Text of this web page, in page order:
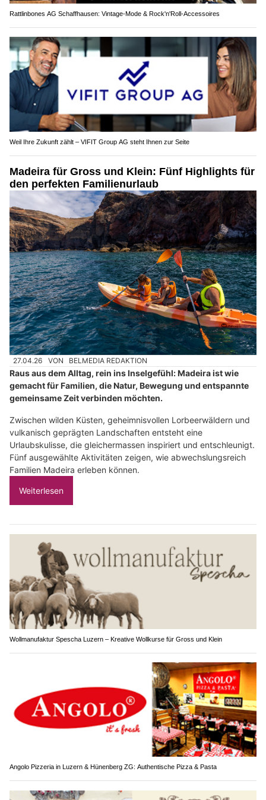
Rattlinbones AG Schaffhausen: Vintage-Mode & Rock'n'Roll-Accessoires
Weil Ihre Zukunft zählt – VIFIT Group AG steht Ihnen zur Seite
Madeira für Gross und Klein: Fünf Highlights für
den perfekten Familienurlaub
27.04.26 VON BELMEDIA REDAKTION
Raus aus dem Alltag, rein ins Inselgefühl: Madeira ist wie
gemacht für Familien, die Natur, Bewegung und entspannte
gemeinsame Zeit verbinden möchten.
Zwischen wilden Küsten, geheimnisvollen Lorbeerwäldern und
vulkanisch geprägten Landschaften entsteht eine
Urlaubskulisse, die gleichermassen inspiriert und entschleunigt.
Fünf ausgewählte Aktivitäten zeigen, wie abwechslungsreich
Familien Madeira erleben können.
Weiterlesen
Wollmanufaktur Spescha Luzern – Kreative Wollkurse für Gross und Klein
Angolo Pizzeria in Luzern & Hünenberg ZG: Authentische Pizza & Pasta